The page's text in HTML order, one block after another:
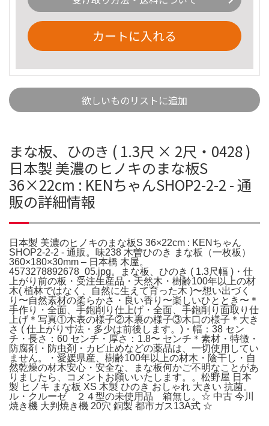
カートに入れる
欲しいものリストに追加
まな板、ひのき ( 1.3尺 × 2尺・0428 )
日本製 美濃のヒノキのまな板S
36×22cm : KENちゃんSHOP2-2-2 - 通
販の詳細情報
日本製 美濃のヒノキのまな板S 36×22cm : KENちゃん
SHOP2-2-2 - 通販。味238 木曽ひのき まな板（一枚板）
360×180×30mm – 日本橋 木屋。
4573278892678_05.jpg。まな板、ひのき ( 1.3尺幅 )・仕
上がり前の板・受注生産品・天然木・樹齢100年以上の材
木( 植林ではなく、自然に生えて育った木 )〜想い出づく
り〜自然素材の柔らかさ・良い香り〜楽しいひととき〜＊
手作り・全面、手鉋削り仕上げ・全面、手鉋削り面取り仕
上げ＊写真①木表の様子②木裏の様子③木口の様子＊大き
さ ( 仕上がり寸法・多少は前後します。)・幅：38 セン
チ・長さ：60 センチ・厚さ：1.8〜 センチ＊素材・特徴・
防腐剤・防虫剤・カビ止めなどの薬品は、一切使用してい
ません。・愛媛県産、樹齢100年以上の材木・陰干し・自
然乾燥の材木安心・安全な、まな板何かご不明なことがあ
りましたら、コメントお願いいたします。。松野屋 日本
製 ヒノキ まな板 XS 木製 ひのき おしゃれ 大きい 抗菌。
ル・クルーゼ ２４型の未使用品 箱無し。☆ 中古 今川
焼き機 大判焼き機 20穴 銅製 都市ガス13A式 ☆